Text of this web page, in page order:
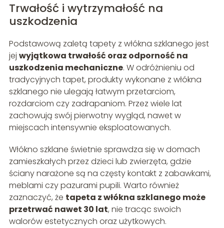
Trwałość i wytrzymałość na
uszkodzenia
Podstawową zaletą tapety z włókna szklanego jest
jej wyjątkowa trwałość oraz odporność na
uszkodzenia mechaniczne. W odróżnieniu od
tradycyjnych tapet, produkty wykonane z włókna
szklanego nie ulegają łatwym przetarciom,
rozdarciom czy zadrapaniom. Przez wiele lat
zachowują swój pierwotny wygląd, nawet w
miejscach intensywnie eksploatowanych.
Włókno szklane świetnie sprawdza się w domach
zamieszkałych przez dzieci lub zwierzęta, gdzie
ściany narażone są na częsty kontakt z zabawkami,
meblami czy pazurami pupili. Warto również
zaznaczyć, że tapeta z włókna szklanego może
przetrwać nawet 30 lat, nie tracąc swoich
walorów estetycznych oraz użytkowych.